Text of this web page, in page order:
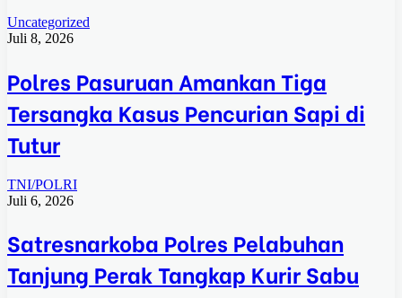
Uncategorized
Juli 8, 2026
Polres Pasuruan Amankan Tiga
Tersangka Kasus Pencurian Sapi di
Tutur
TNI/POLRI
Juli 6, 2026
Satresnarkoba Polres Pelabuhan
Tanjung Perak Tangkap Kurir Sabu